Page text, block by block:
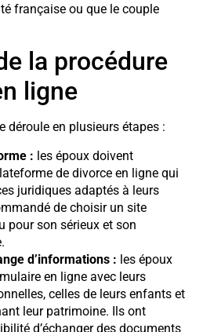
française ou que le couple
la procédure
ligne
déroule en plusieurs étapes :
: les époux doivent
de divorce en ligne qui
juridiques adaptés à leurs
de choisir un site
pour son sérieux et son
d’informations : les époux
en ligne avec leurs
celles de leurs enfants et
leur patrimoine. Ils ont
d’échanger des documents